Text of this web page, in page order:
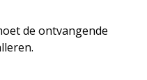
de ontvangende